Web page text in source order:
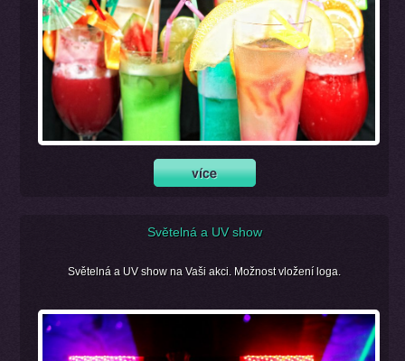
Světelná a UV show
Světelná a UV show na Vaši akci. Možnost vložení loga.